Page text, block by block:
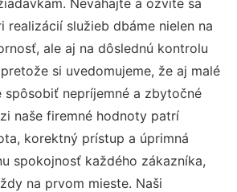
realizácií služieb dbáme nielen na
ale aj na dôslednú kontrolu
si uvedomujeme, že aj malé
spôsobiť nepríjemné a zbytočné
naše firemné hodnoty patrí
korektný prístup a úprimná
spokojnosť každého zákazníka,
na prvom mieste. Naši